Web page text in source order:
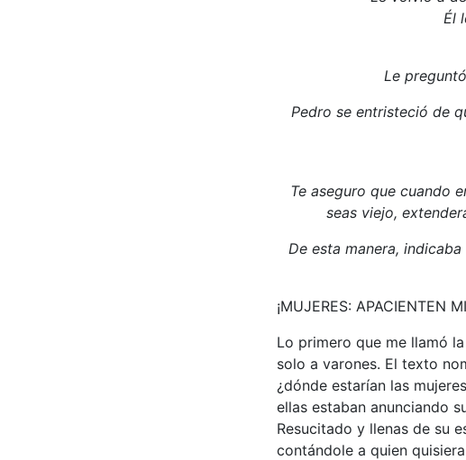
Él
Le
Pedro se entristeció de
Te aseguro que cuando
seas viejo,
De esta manera,
¡MUJERES: APACIENTEN
Lo primero que me llamó
solo a varones. El texto
¿dónde estarían las
ellas estaban anunciando
Resucitado y llenas de su
contándole a quien